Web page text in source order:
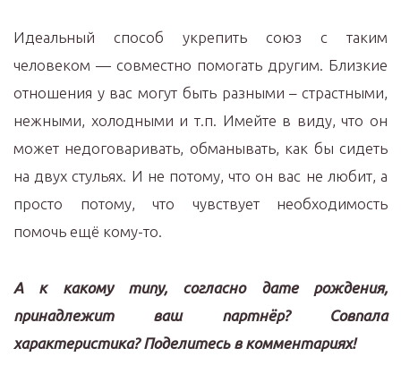
Идеальный способ укрепить союз с таким
человеком — совместно помогать другим. Близкие
отношения у вас могут быть разными – страстными,
нежными, холодными и т.п. Имейте в виду, что он
может недоговаривать, обманывать, как бы сидеть
на двух стульях. И не потому, что он вас не любит, а
просто потому, что чувствует необходимость
помочь ещё кому-то.
А к какому типу, согласно дате рождения,
принадлежит ваш партнёр? Совпала
характеристика? Поделитесь в комментариях!